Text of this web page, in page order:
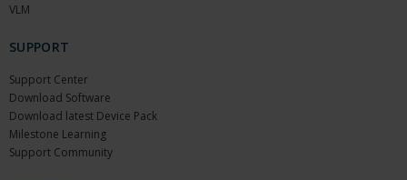
VLM
SUPPORT
Support Center
Download Software
Download latest Device Pack
Milestone Learning
Support Community